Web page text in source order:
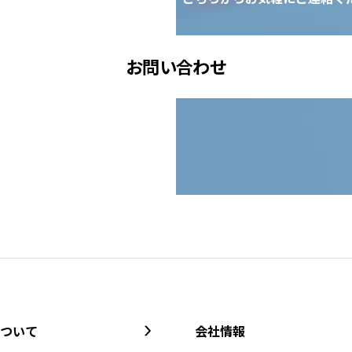
お問い合わせ
いて 会社情報